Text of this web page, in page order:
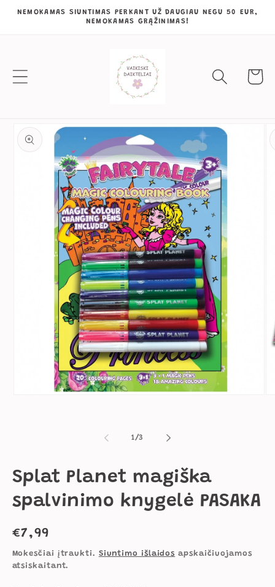
Eiti į
NEMOKAMAS SIUNTIMAS PERKANT UŽ DAUGIAU NEGU 50 EUR,
NEMOKAMAS GRĄŽINIMAS!
informacijos
apie gaminį
1/iš
3
Splat Planet magiška
spalvinimo knygelė PASAKA
Įprasta
kaina
€7,99
Mokesčiai įtraukti. Siuntimo išlaidos apskaičiuojamos
atsiskaitant.